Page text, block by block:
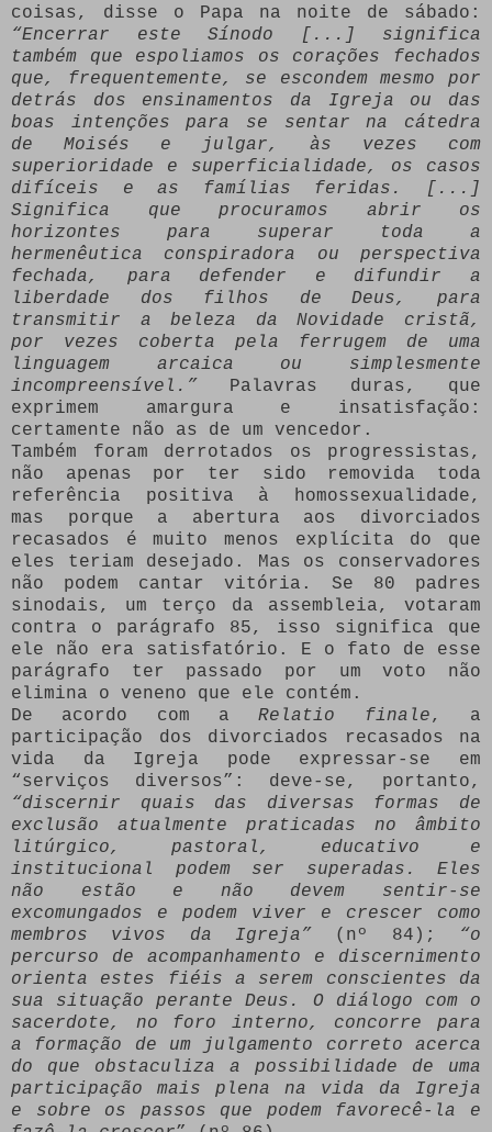
coisas, disse o Papa na noite de sábado:
“Encerrar este Sínodo [...] significa
também que espoliamos os corações fechados
que, frequentemente, se escondem mesmo por
detrás dos ensinamentos da Igreja ou das
boas intenções para se sentar na cátedra
de Moisés e julgar, às vezes com
superioridade e superficialidade, os casos
difíceis e as famílias feridas. [...]
Significa que procuramos abrir os
horizontes para superar toda a
hermenêutica conspiradora ou perspectiva
fechada, para defender e difundir a
liberdade dos filhos de Deus, para
transmitir a beleza da Novidade cristã,
por vezes coberta pela ferrugem de uma
linguagem arcaica ou simplesmente
incompreensível.” Palavras duras, que
exprimem amargura e insatisfação:
certamente não as de um vencedor.
Também foram derrotados os progressistas,
não apenas por ter sido removida toda
referência positiva à homossexualidade,
mas porque a abertura aos divorciados
recasados é muito menos explícita do que
eles teriam desejado. Mas os conservadores
não podem cantar vitória. Se 80 padres
sinodais, um terço da assembleia, votaram
contra o parágrafo 85, isso significa que
ele não era satisfatório. E o fato de esse
parágrafo ter passado por um voto não
elimina o veneno que ele contém.
De acordo com aRelatio finale, a
participação dos divorciados recasados na
vida da Igreja pode expressar-se em
“serviços diversos”: deve-se, portanto,
“discernir quais das diversas formas de
exclusão atualmente praticadas no âmbito
litúrgico, pastoral, educativo e
institucional podem ser superadas. Eles
não estão e não devem sentir-se
excomungados e podem viver e crescer como
membros vivos da Igreja” (nº 84);
“o
percurso de acompanhamento e discernimento
orienta estes fiéis a serem conscientes da
sua situação perante Deus. O diálogo com o
sacerdote, no foro interno, concorre para
a formação de um julgamento correto acerca
do que obstaculiza a possibilidade de uma
participação mais plena na vida da Igreja
e sobre os passos que podem favorecê-la e